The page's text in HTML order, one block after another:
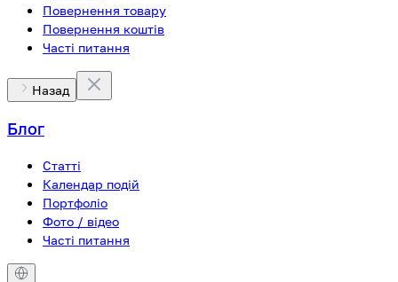
Повернення товару
Повернення коштів
Часті питання
Назад
Блог
Статті
Календар подій
Портфоліо
Фото / відео
Часті питання